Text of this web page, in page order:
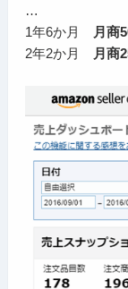
…
1年6か月
月商
2年2か月
月商